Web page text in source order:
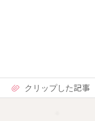
クリップした記事